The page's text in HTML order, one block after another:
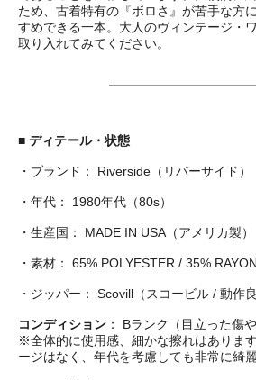
ため、古着特有の『ボロさ』が苦手な方
すめできる一本。大人のヴィンテージ・
取り入れてみてください。
■ ディテール・状態
・ブランド： Riverside（リバーサイド）
・年代： 1980年代（80s）
・生産国： MADE IN USA（アメリカ製）
・素材： 65% POLYESTER / 35% RAYON
・ジッパー： Scovill（スコービル / 動作良
コンディション ： Bランク（目立った傷
※全体的に使用感、細かな擦れはありま
ージはなく、年代を考慮しても非常に綺